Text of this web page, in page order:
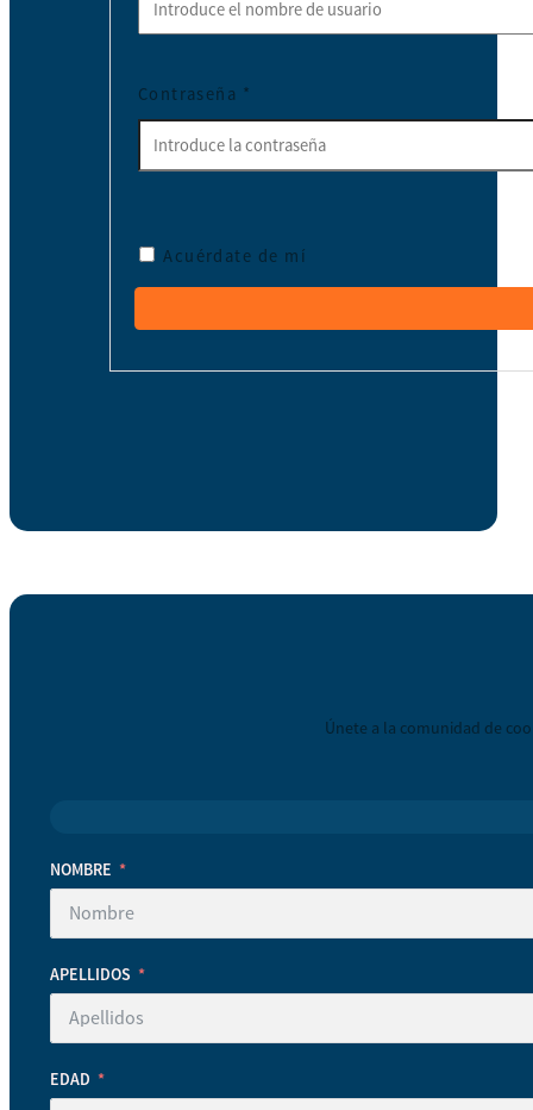
Contraseña *
Acuérdate de mí
Únete a la comunidad de
NOMBRE
APELLIDOS
EDAD